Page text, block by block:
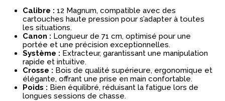
Calibre : 12 Magnum, compatible avec des
cartouches haute pression pour s’adapter à toutes
les situations.
Canon : Longueur de 71 cm, optimisé pour une
portée et une précision exceptionnelles.
Système : Extracteur, garantissant une manipulation
rapide et intuitive.
Crosse : Bois de qualité supérieure, ergonomique et
élégante, offrant une prise en main confortable.
Poids : Bien équilibré, réduisant la fatigue lors de
longues sessions de chasse.